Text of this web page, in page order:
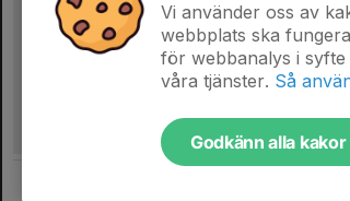
Vi använder oss av
webbplats ska
för webbanalys i
våra tjänster. Så
Godkänn alla kakor